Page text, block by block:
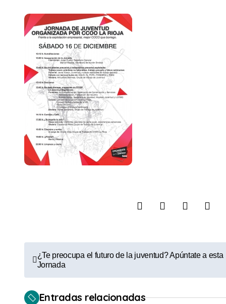
N
a
v
¿Te preocupa el futuro de la juventud? Apúntate a esta
Jornada
Entradas relacionadas